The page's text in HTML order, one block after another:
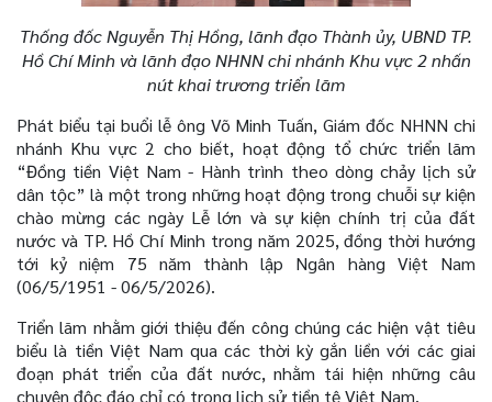
Thống đốc Nguyễn Thị Hồng, lãnh đạo Thành ủy, UBND TP.
Hồ Chí Minh và lãnh đạo NHNN chi nhánh Khu vực 2 nhấn
nút khai trương triển lãm
Phát biểu tại buổi lễ ông Võ Minh Tuấn, Giám đốc NHNN chi
nhánh Khu vực 2 cho biết, hoạt động tổ chức triển lãm
“Đồng tiền Việt Nam - Hành trình theo dòng chảy lịch sử
dân tộc” là một trong những hoạt động trong chuỗi sự kiện
chào mừng các ngày Lễ lớn và sự kiện chính trị của đất
nước và TP. Hồ Chí Minh trong năm 2025, đồng thời hướng
tới kỷ niệm 75 năm thành lập Ngân hàng Việt Nam
(06/5/1951 - 06/5/2026).
Triển lãm nhằm giới thiệu đến công chúng các hiện vật tiêu
biểu là tiền Việt Nam qua các thời kỳ gắn liền với các giai
đoạn phát triển của đất nước, nhằm tái hiện những câu
chuyện độc đáo chỉ có trong lịch sử tiền tệ Việt Nam.